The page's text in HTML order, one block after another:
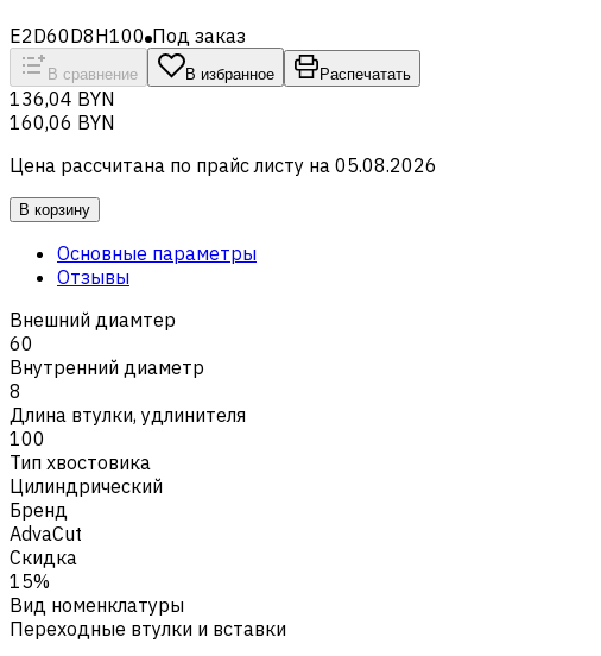
E2D60D8H100 Под заказ
В сравнение В избранное Распечатать
136,04 BYN
160,06 BYN
Цена рассчитана по прайс листу на 05.08.2026
В корзину
Основные параметры
Отзывы
Внешний диамтер
60
Внутренний диаметр
8
Длина втулки, удлинителя
100
Тип хвостовика
Цилиндрический
Бренд
AdvaCut
Скидка
15%
Вид номенклатуры
Переходные втулки и вставки